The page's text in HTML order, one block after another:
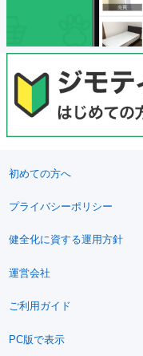
初めての方へ
プライバシーポリシー
健全化に資する運用方針
運営会社
ご利用ガイド
PC版で表示